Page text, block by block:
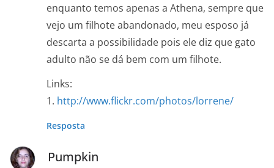
enquanto temos apenas a Athena, sempre que
vejo um filhote abandonado, meu esposo já
descarta a possibilidade pois ele diz que gato
adulto não se dá bem com um filhote.
Links:
1. http://www.flickr.com/photos/lorrene/
Resposta
Pumpkin